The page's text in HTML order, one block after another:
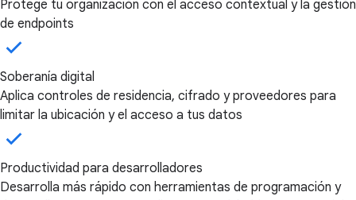
Protege tu organización con el acceso contextual y la gestión
de endpoints
Soberanía digital
Aplica controles de residencia, cifrado y proveedores para
limitar la ubicación y el acceso a tus datos
Productividad para desarrolladores
Desarrolla más rápido con herramientas de programación y